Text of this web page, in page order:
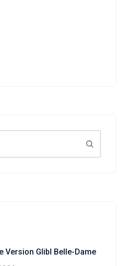
Version Glibl Belle-Dame